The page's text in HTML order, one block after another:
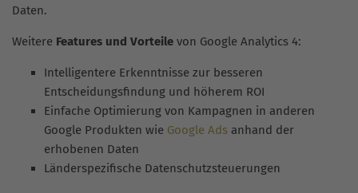
Daten.
Weitere Features und Vorteile von Google Analytics 4:
Intelligentere Erkenntnisse zur besseren
Entscheidungsfindung und höherem ROI
Einfache Optimierung von Kampagnen in anderen
Google Produkten wie Google Ads anhand der
erhobenen Daten
Länderspezifische Datenschutzsteuerungen